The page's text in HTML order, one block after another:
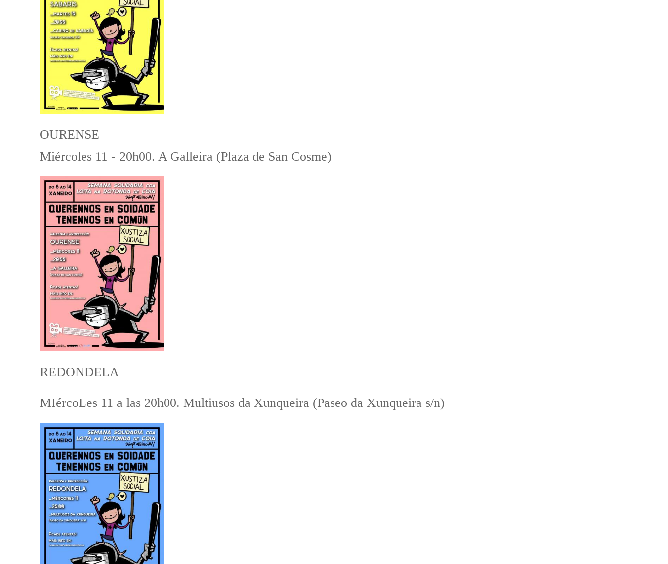
OURENSE
Miércoles 11 - 20h00. A Galleira (Plaza de San Cosme)
REDONDELA
MIércoLes 11 a las 20h00. Multiusos da Xunqueira (Paseo da Xunqueira s/n)